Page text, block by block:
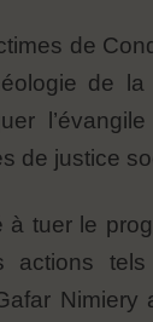
de
de la
de justice
à tuer le
actions
Nimiery